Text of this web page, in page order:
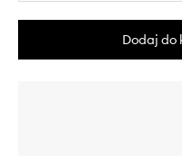
Dodaj do